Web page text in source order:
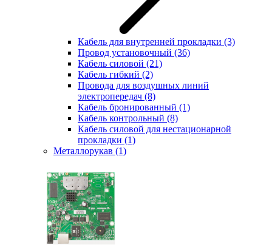
Кабель для внутренней прокладки (3)
Провод установочный (36)
Кабель силовой (21)
Кабель гибкий (2)
Провода для воздушных линий
электропередач (8)
Кабель бронированный (1)
Кабель контрольный (8)
Кабель силовой для нестационарной
прокладки (1)
Металлорукав (1)